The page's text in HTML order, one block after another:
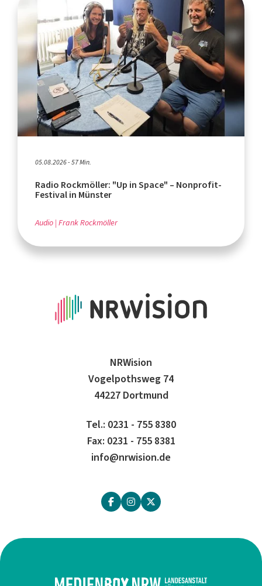
05.08.2026 - 57 Min.
Radio Rockmöller: "Up in Space" – Nonprofit-
Festival in Münster
Audio Frank Rockmöller
NRWision
Vogelpothsweg 74
44227 Dortmund
Tel.: 0231 - 755 8380
Fax: 0231 - 755 8381
info@nrwision.de